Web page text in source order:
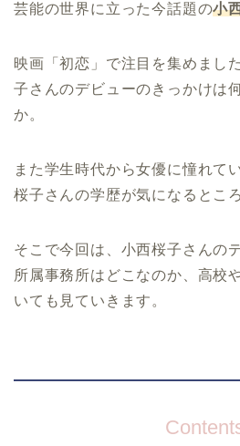
芸能の世界に立った今話題の小
映画「初恋」で注目を集めまし
子さんのデビューのきっかけは
か。
また学生時代から女優に憧れて
桜子さんの学歴が気になるところ
そこで今回は、小西桜子さんの
所属事務所はどこなのか、高校
いても見ていきます。